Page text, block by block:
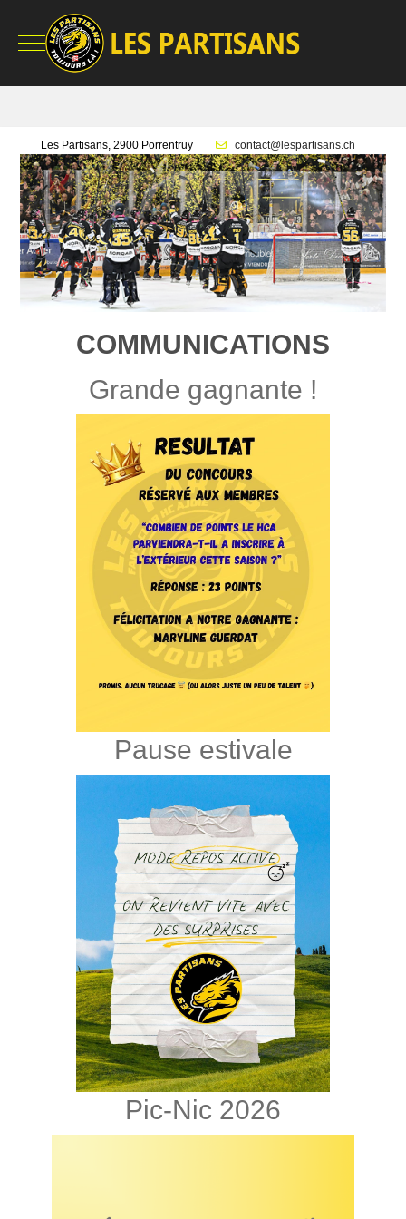
Mobile Menu Toggle
Les Partisans, 2900 Porrentruy contact@lespartisans.ch
COMMUNICATIONS
Grande gagnante !
Pause estivale
Pic-Nic 2026